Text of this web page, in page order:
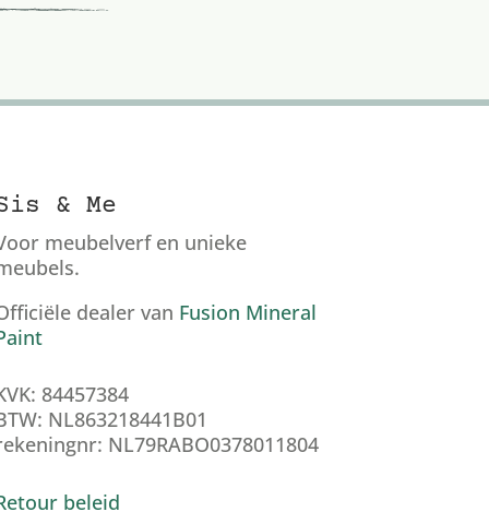
& Me
meubelverf en unieke
dealer van Fusion Mineral
84457384
NL863218441B01
NL79RABO0378011804
beleid